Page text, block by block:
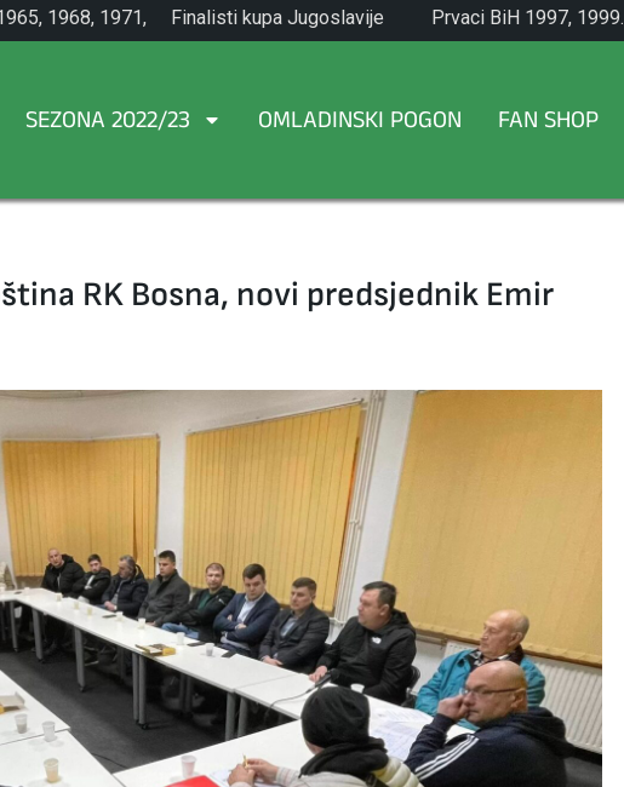
1968, 1971,
Finalisti kupa Jugoslavije
1965.
Prvaci BiH 1997, 1999.
SEZONA 2022/23 OMLADINSKI POGON FAN SHOP
RK Bosna, novi predsjednik Emir